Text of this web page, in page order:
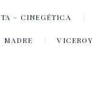
– CINEGÉTICA
MADRE VICEROY